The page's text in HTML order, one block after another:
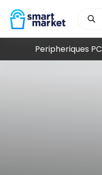
Peripheriques PC